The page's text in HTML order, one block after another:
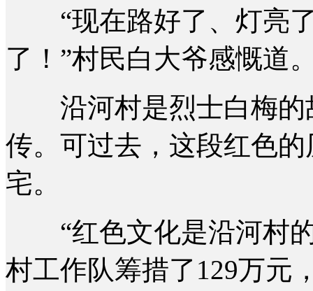
“现在路好了、灯亮了
了！”村民白大爷感慨道
沿河村是烈士白梅的
传。可过去，这段红色
宅。
“红色文化是沿河村的
村工作队筹措了129万元